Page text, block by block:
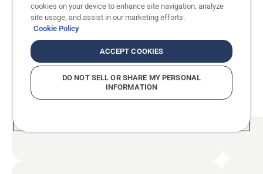
planlegging i avanserte situasjoner.
Informasjonen som presenteres her, er kun ment
som en veiledning, og erstatter på ingen måte
behovet for riktig opplæring og sertifisering. Sørg
for å tilpasse dette innholdet til lokale krav og
forskrifter.
cookies on your device to enhance site navigation, analyze
site usage, and assist in our marketing efforts.
Cookie Policy
ACCEPT COOKIES
DO NOT SELL OR SHARE MY PERSONAL
INFORMATION